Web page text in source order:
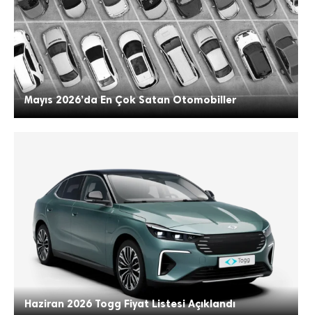
Mayıs 2026’da En Çok Satan Otomobiller
Haziran 2026 Togg Fiyat Listesi Açıklandı